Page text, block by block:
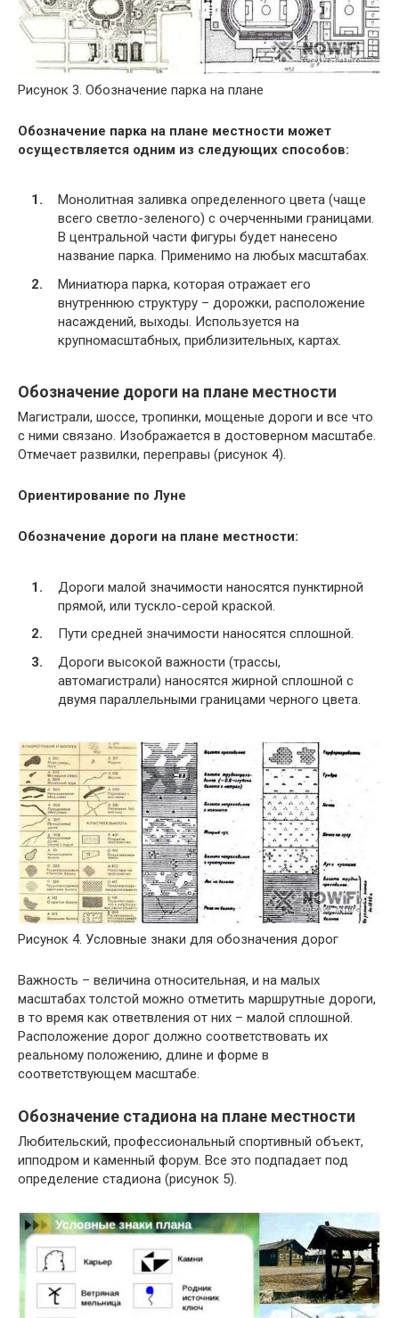
Рисунок 3. Обозначение парка на плане
Обозначение парка на плане местности может
осуществляется одним из следующих способов:
Монолитная заливка определенного цвета (чаще
всего светло-зеленого) с очерченными границами.
В центральной части фигуры будет нанесено
название парка. Применимо на любых масштабах.
Миниатюра парка, которая отражает его
внутреннюю структуру – дорожки, расположение
насаждений, выходы. Используется на
крупномасштабных, приблизительных, картах.
Обозначение дороги на плане местности
Магистрали, шоссе, тропинки, мощеные дороги и все что
с ними связано. Изображается в достоверном масштабе.
Отмечает развилки, переправы (рисунок 4).
Ориентирование по Луне
Обозначение дороги на плане местности:
Дороги малой значимости наносятся пунктирной
прямой, или тускло-серой краской.
Пути средней значимости наносятся сплошной.
Дороги высокой важности (трассы,
автомагистрали) наносятся жирной сплошной с
двумя параллельными границами черного цвета.
Рисунок 4. Условные знаки для обозначения дорог
Важность – величина относительная, и на малых
масштабах толстой можно отметить маршрутные дороги,
в то время как ответвления от них – малой сплошной.
Расположение дорог должно соответствовать их
реальному положению, длине и форме в
соответствующем масштабе.
Обозначение стадиона на плане местности
Любительский, профессиональный спортивный объект,
ипподром и каменный форум. Все это подпадает под
определение стадиона (рисунок 5).